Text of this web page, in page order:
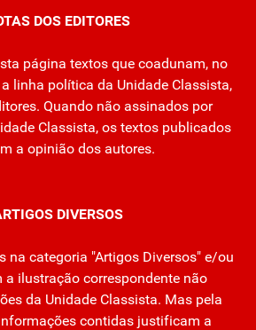
DOS EDITORES
página textos que coadunam, no
linha política da Unidade Classista,
Quando não assinados por
Classista, os textos publicados
a opinião dos autores.
DIVERSOS
na categoria "Artigos Diversos" e/ou
a ilustração correspondente não
da Unidade Classista. Mas pela
contidas justificam a